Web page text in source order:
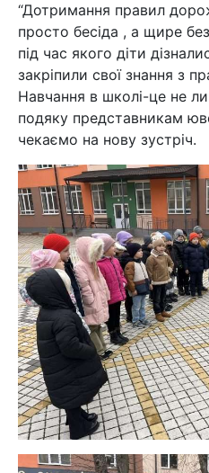
“Дотримання правил
просто бесіда , а щире
під час якого діти
закріпили свої знання з
Навчання в школі-це не
подяку представникам
чекаємо на нову зустріч.